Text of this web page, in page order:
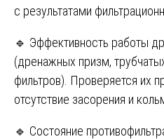
с результатами
🔹 Эффективность работы
(дренажных призм,
фильтров). Проверяется их
отсутствие засорения и
🔹 Состояние